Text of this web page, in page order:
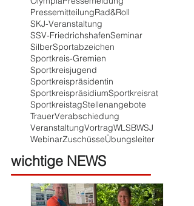
PressemitteilungRad&Roll
SKJ-Veranstaltung
SSV-FriedrichshafenSeminar
SilberSportabzeichen
Sportkreis-Gremien
Sportkreisjugend
Sportkreispräsidentin
SportkreispräsidiumSportkreisrat
SportkreistagStellenangebote
TrauerVerabschiedung
VeranstaltungVortragWLSBWSJ
WebinarZuschüsseÜbungsleiter
wichtige NEWS